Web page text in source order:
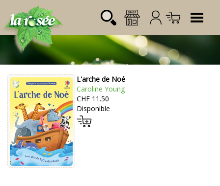
Login:
Mot de passe:
Désignation Référence
L'arche de Noé
Caroline Young
CHF 11.50
Disponible